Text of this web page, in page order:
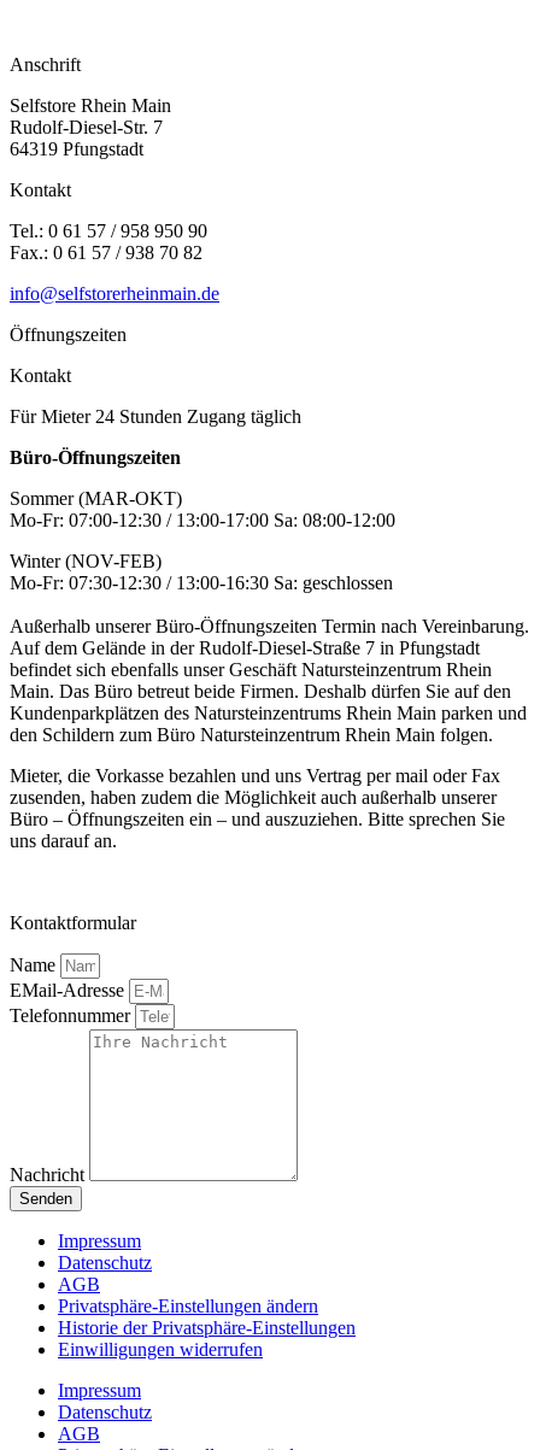
Anschrift
Selfstore Rhein Main
Rudolf-Diesel-Str. 7
64319 Pfungstadt
Kontakt
Tel.: 0 61 57 / 958 950 90
Fax.: 0 61 57 / 938 70 82
info@selfstorerheinmain.de
Öffnungszeiten
Kontakt
Für Mieter 24 Stunden Zugang täglich
Büro-Öffnungszeiten
Sommer (MAR-OKT)
Mo-Fr: 07:00-12:30 / 13:00-17:00 Sa: 08:00-12:00
Winter (NOV-FEB)
Mo-Fr: 07:30-12:30 / 13:00-16:30 Sa: geschlossen
Außerhalb unserer Büro-Öffnungszeiten Termin nach Vereinbarung.
Auf dem Gelände in der Rudolf-Diesel-Straße 7 in Pfungstadt
befindet sich ebenfalls unser Geschäft Natursteinzentrum Rhein
Main. Das Büro betreut beide Firmen. Deshalb dürfen Sie auf den
Kundenparkplätzen des Natursteinzentrums Rhein Main parken und
den Schildern zum Büro Natursteinzentrum Rhein Main folgen.
Mieter, die Vorkasse bezahlen und uns Vertrag per mail oder Fax
zusenden, haben zudem die Möglichkeit auch außerhalb unserer
Büro – Öffnungszeiten ein – und auszuziehen. Bitte sprechen Sie
uns darauf an.
Kontaktformular
Name
EMail-Adresse
Telefonnummer
Nachricht
Senden
Impressum
Datenschutz
AGB
Privatsphäre-Einstellungen ändern
Historie der Privatsphäre-Einstellungen
Einwilligungen widerrufen
Impressum
Datenschutz
AGB